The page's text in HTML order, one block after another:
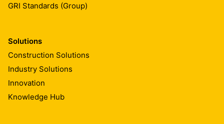
GRI Standards (Group)
Solutions
Construction Solutions
Industry Solutions
Innovation
Knowledge Hub